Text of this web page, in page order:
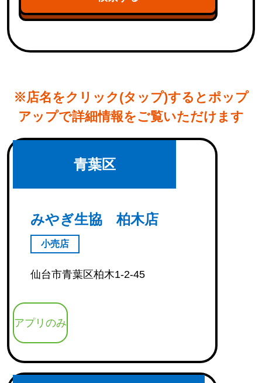
※店名をクリック(タップ)するとポップ
アップで詳細情報をご覧いただけます
青葉区
みやぎ生協 柏木店
小売店
仙台市青葉区柏木1-2-45
アプリのみ